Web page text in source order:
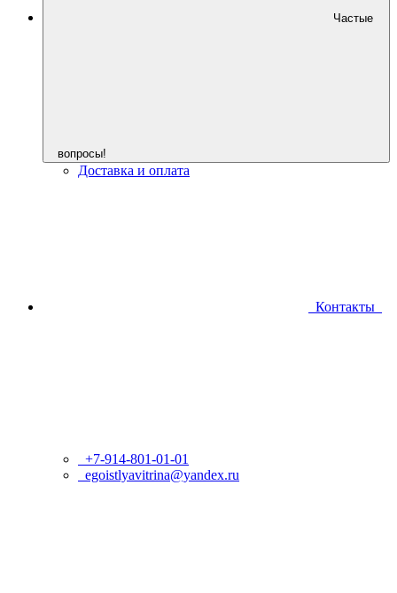
Частые
вопросы!
Доставка и оплата
Контакты
+7-914-801-01-01
egoistlyavitrina@yandex.ru